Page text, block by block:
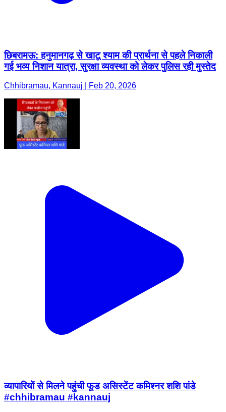
छिबरामऊ: हनुमानगढ़ से खाटू श्याम की प्रार्थना से पहले निकाली
गई भव्य निशान यात्रा, सुरक्षा व्यवस्था को लेकर पुलिस रही मुस्तेद
Chhibramau, Kannauj | Feb 20, 2026
व्यापारियों से मिलने पहुंची फूड असिस्टेंट कमिश्नर शशि पांडे
#chhibramau #kannauj